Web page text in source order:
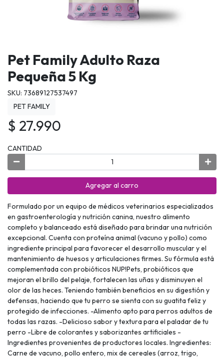
Pet Family Adulto Raza
Pequeña 5 Kg
SKU: 73689127537497
PET FAMILY
$ 27.990
CANTIDAD
Agregar al carro
Formulado por un equipo de médicos veterinarios especializados
en gastroenterología y nutrición canina, nuestro alimento
completo y balanceado está diseñado para brindar una nutrición
excepcional. Cuenta con proteína animal (vacuno y pollo) como
ingrediente principal para favorecer el desarrollo muscular y el
mantenimiento de huesos y articulaciones firmes. Su fórmula está
complementada con probióticos NUP!Pets, probióticos que
mejoran el brillo del pelaje, fortalecen las uñas y disminuyen el
olor de las heces. Teniendo también beneficios en su digestión y
defensas, haciendo que tu perro se sienta con su guatita feliz y
protegido de infecciones. -Alimento apto para perros adultos de
todas las razas. -Delicioso sabor y textura para el paladar de tu
perro -Libre de colorantes y saborizantes artificiales -
Ingredientes provenientes de productores locales. Ingredientes:
Carne de vacuno, pollo entero, mix de cereales (arroz, trigo,